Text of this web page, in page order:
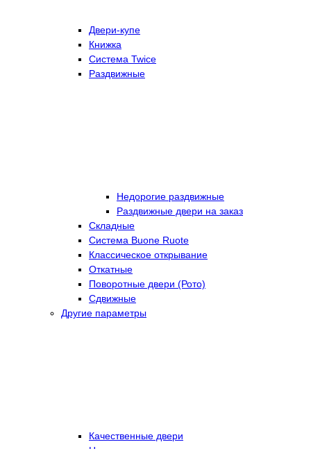
Двери-купе
Книжка
Система Twice
Раздвижные
Недорогие раздвижные
Раздвижные двери на заказ
Складные
Cистема Buone Ruote
Классическое открывание
Откатные
Поворотные двери (Рото)
Сдвижные
Другие параметры
Качественные двери